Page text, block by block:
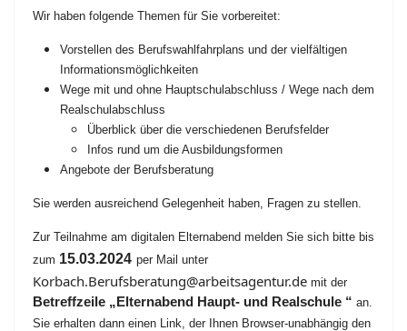
Wir haben folgende Themen für Sie vorbereitet:
Vorstellen des Berufswahlfahrplans und der vielfältigen
Informationsmöglichkeiten
Wege mit und ohne Hauptschulabschluss / Wege nach dem
Realschulabschluss
Überblick über die verschiedenen Berufsfelder
Infos rund um die Ausbildungsformen
Angebote der Berufsberatung
Sie werden ausreichend Gelegenheit haben, Fragen zu stellen.
Zur Teilnahme am digitalen Elternabend melden Sie sich bitte bis
zum 15.03.2024 per Mail unter
Korbach.Berufsberatung@arbeitsagentur.de mit der
Betreffzeile „Elternabend Haupt- und Realschule “ an.
Sie erhalten dann einen Link, der Ihnen Browser-unabhängig den